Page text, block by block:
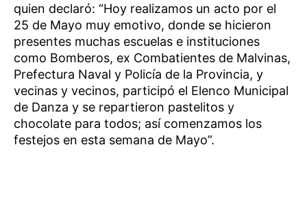
quien declaró: “Hoy realizamos un acto por el
25 de Mayo muy emotivo, donde se hicieron
presentes muchas escuelas e instituciones
como Bomberos, ex Combatientes de Malvinas,
Prefectura Naval y Policía de la Provincia, y
vecinas y vecinos, participó el Elenco Municipal
de Danza y se repartieron pastelitos y
chocolate para todos; así comenzamos los
festejos en esta semana de Mayo”.